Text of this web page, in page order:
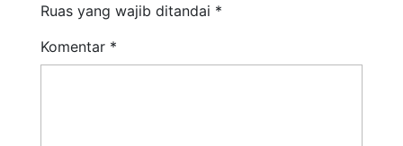
Ruas yang wajib ditandai *
Komentar *